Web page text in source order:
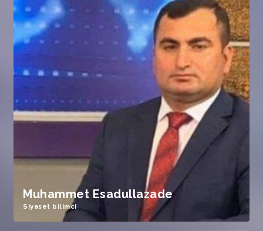
Muhammet Esadullazade
Siyaset bilimci